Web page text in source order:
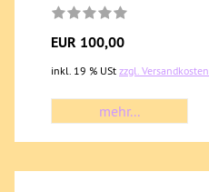
EUR 100,00
inkl. 19 % USt zzgl. Versandkosten
mehr...